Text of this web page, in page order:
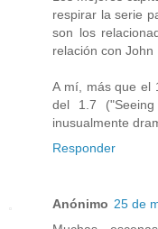
respirar la serie
son los
relación con John
A mí, más que el
del 1.7
inusualmente
Responder
Anónimo 25 de